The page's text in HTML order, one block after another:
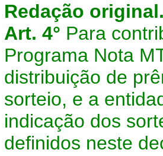
Redação
Art. 4° Para
Programa Nota
distribuição de
sorteio, e a
indicação dos
definidos neste